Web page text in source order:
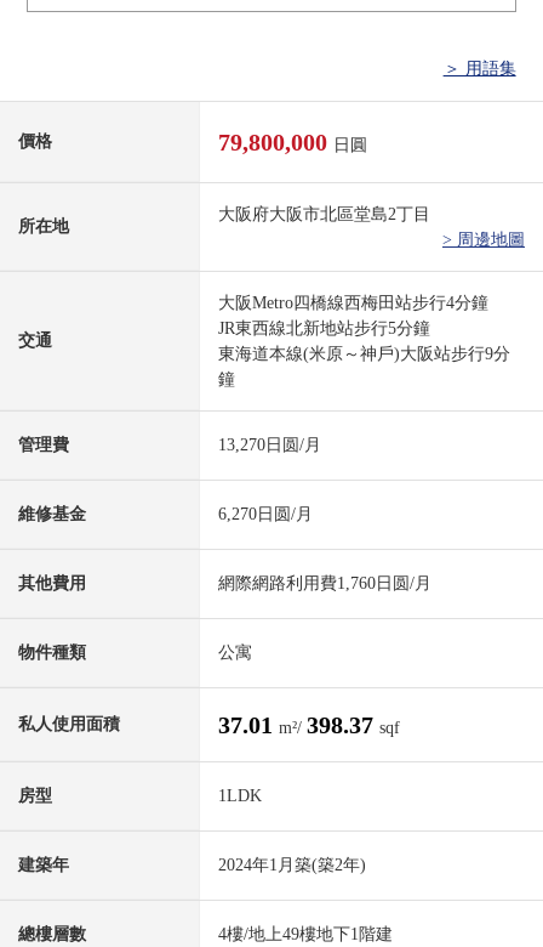
＞ 用語集
價格 79,800,000 日圓
所在地
大阪府大阪市北區堂島2丁目
> 周邊地圖
交通
大阪Metro四橋線西梅田站步行4分鐘
JR東西線北新地站步行5分鐘
東海道本線(米原～神戶)大阪站步行9分
鐘
管理費 13,270日圆/月
維修基金 6,270日圆/月
其他費用 網際網路利用費1,760日圆/月
物件種類 公寓
私人使用面積 37.01 m²/ 398.37 sqf
房型 1LDK
建築年 2024年1月築(築2年)
總樓層數 4樓/地上49樓地下1階建